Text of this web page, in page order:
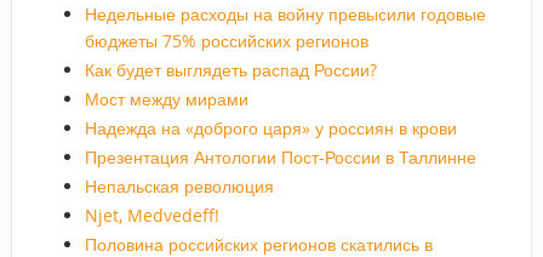
Недельные расходы на войну превысили годовые
бюджеты 75% российских регионов
Как будет выглядеть распад России?
Мост между мирами
Надежда на «доброго царя» у россиян в крови
Презентация Антологии Пост-России в Таллинне
Непальская революция
Njet, Medvedeff!
Половина российских регионов скатились в